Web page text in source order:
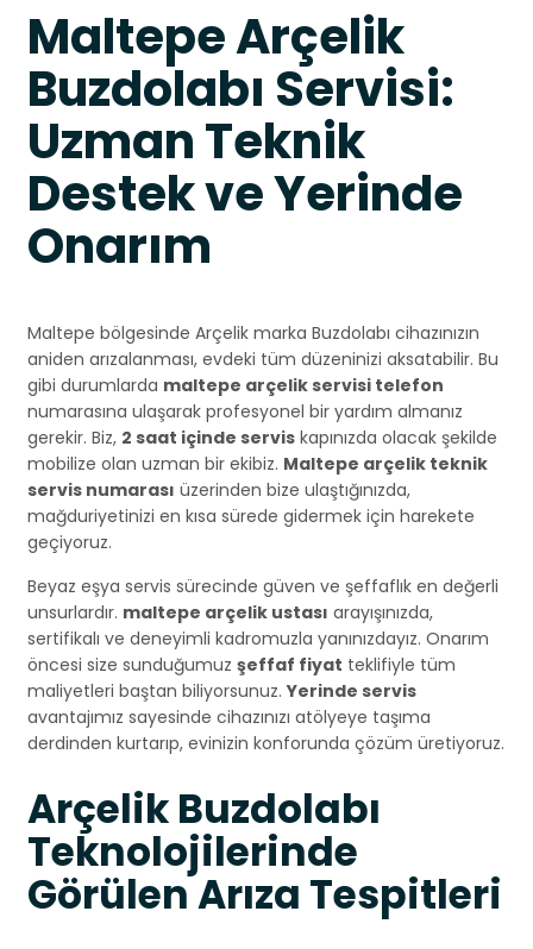
Maltepe Arçelik
Buzdolabı Servisi:
Uzman Teknik
Destek ve Yerinde
Onarım
Maltepe bölgesinde Arçelik marka Buzdolabı cihazınızın
aniden arızalanması, evdeki tüm düzeninizi aksatabilir. Bu
gibi durumlarda maltepe arçelik servisi telefon
numarasına ulaşarak profesyonel bir yardım almanız
gerekir. Biz, 2 saat içinde servis kapınızda olacak şekilde
mobilize olan uzman bir ekibiz. Maltepe arçelik teknik
servis numarası üzerinden bize ulaştığınızda,
mağduriyetinizi en kısa sürede gidermek için harekete
geçiyoruz.
Beyaz eşya servis sürecinde güven ve şeffaflık en değerli
unsurlardır. maltepe arçelik ustası arayışınızda,
sertifikalı ve deneyimli kadromuzla yanınızdayız. Onarım
öncesi size sunduğumuz şeffaf fiyat teklifiyle tüm
maliyetleri baştan biliyorsunuz.Yerinde servis
avantajımız sayesinde cihazınızı atölyeye taşıma
derdinden kurtarıp, evinizin konforunda çözüm üretiyoruz.
Arçelik Buzdolabı
Teknolojilerinde
Görülen Arıza Tespitleri